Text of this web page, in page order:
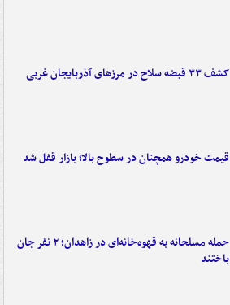
کشف ۳۳ قبضه سلاح در مرزهای آذربایجان غربی
قیمت خودرو همچنان در سطوح بالا؛ بازار قفل شد
حمله مسلحانه به قهوه‌خانه‌ای در زاهدان؛ ۲ نفر جان
باختند